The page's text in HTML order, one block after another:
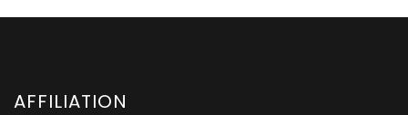
AFFILIATION